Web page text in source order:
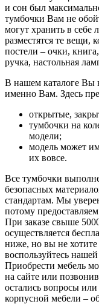
и сон был
тумбочки Вам не
могут хранить в себе
разместятся те вещи,
постели – очки,
ручка, настольная
В нашем каталоге Вы
именно Вам. Здесь
открытые,
тумбочки на
модели;
модель может
их вовсе.
Все тумбочки
безопасных
стандартам. Мы
потому
При заказе свыше
осуществляется
ниже, но вы не хотите
воспользуйтесь
Приобрести мебель
на сайте или
остались вопросы
корпусной мебели –